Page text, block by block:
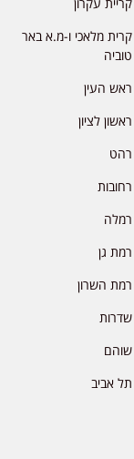
קרית מלאכי ו-מ.א באר
טוביה
ראש העין
ראשון לציון
רהט
רחובות
רמלה
רמת גן
רמת השרון
שדרות
שוהם
תל אביב